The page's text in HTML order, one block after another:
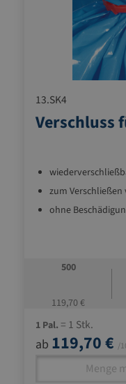
13.SK4
Verschluss
zum
ohne
500
119,70 €
1 Pal. = 1 Stk.
ab 119,70 € /